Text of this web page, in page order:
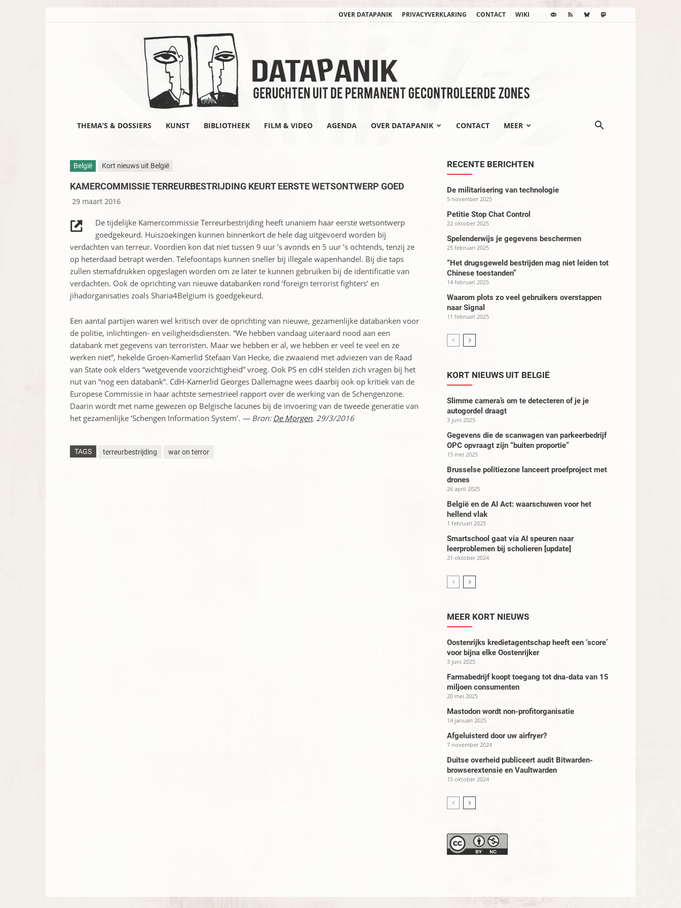
OVER DATAPANIK PRIVACYVERKLARING CONTACT WIKI
THEMA’S & DOSSIERS KUNST BIBLIOTHEEK FILM & VIDEO AGENDA OVER DATAPANIK CONTACT MEER
België Kort nieuws uit België
KAMERCOMMISSIE TERREURBESTRIJDING KEURT EERSTE WETSONTWERP GOED
29 maart 2016
De tijdelijke Kamercommissie Terreurbestrijding heeft unaniem haar eerste wetsontwerp
goedgekeurd. Huiszoekingen kunnen binnenkort de hele dag uitgevoerd worden bij
verdachten van terreur. Voordien kon dat niet tussen 9 uur ’s avonds en 5 uur ’s ochtends, tenzij ze
op heterdaad betrapt werden. Telefoontaps kunnen sneller bij illegale wapenhandel. Bij die taps
zullen stemafdrukken opgeslagen worden om ze later te kunnen gebruiken bij de identificatie van
verdachten. Ook de oprichting van nieuwe databanken rond ‘foreign terrorist fighters’ en
jihadorganisaties zoals Sharia4Belgium is goedgekeurd.
Een aantal partijen waren wel kritisch over de oprichting van nieuwe, gezamenlijke databanken voor
de politie, inlichtingen- en veiligheidsdiensten. “We hebben vandaag uiteraard nood aan een
databank met gegevens van terroristen. Maar we hebben er al, we hebben er veel te veel en ze
werken niet”, hekelde Groen-Kamerlid Stefaan Van Hecke, die zwaaiend met adviezen van de Raad
van State ook elders “wetgevende voorzichtigheid” vroeg. Ook PS en cdH stelden zich vragen bij het
nut van “nog een databank”. CdH-Kamerlid Georges Dallemagne wees daarbij ook op kritiek van de
Europese Commissie in haar achtste semestrieel rapport over de werking van de Schengenzone.
Daarin wordt met name gewezen op Belgische lacunes bij de invoering van de tweede generatie van
het gezamenlijke ‘Schengen Information System’. — Bron: De Morgen, 29/3/2016
TAGS terreurbestrijding war on terror
RECENTE BERICHTEN
De militarisering van technologie
5 november 2025
Petitie Stop Chat Control
22 oktober 2025
Spelenderwijs je gegevens beschermen
25 februari 2025
“Het drugsgeweld bestrijden mag niet leiden tot
Chinese toestanden”
14 februari 2025
Waarom plots zo veel gebruikers overstappen
naar Signal
11 februari 2025
KORT NIEUWS UIT BELGIË
Slimme camera’s om te detecteren of je je
autogordel draagt
3 juni 2025
Gegevens die de scanwagen van parkeerbedrijf
OPC opvraagt zijn “buiten proportie”
15 mei 2025
Brusselse politiezone lanceert proefproject met
drones
26 april 2025
België en de AI Act: waarschuwen voor het
hellend vlak
1 februari 2025
Smartschool gaat via AI speuren naar
leerproblemen bij scholieren [update]
21 oktober 2024
MEER KORT NIEUWS
Oostenrijks kredietagentschap heeft een ‘score’
voor bijna elke Oostenrijker
3 juni 2025
Farmabedrijf koopt toegang tot dna-data van 15
miljoen consumenten
20 mei 2025
Mastodon wordt non-profitorganisatie
14 januari 2025
Afgeluisterd door uw airfryer?
7 november 2024
Duitse overheid publiceert audit Bitwarden-
browserextensie en Vaultwarden
15 oktober 2024